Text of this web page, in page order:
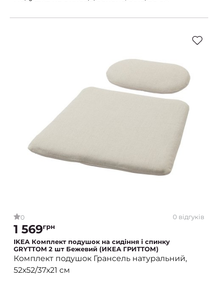
0 0 відгуків
1 569грн
IKEA Комплект подушок на сидіння і спинку
GRYTTOM 2 шт Бежевий (ИКЕА ГРИТТОМ)
Комплект подушок Грансель натуральний,
52х52/37х21 см